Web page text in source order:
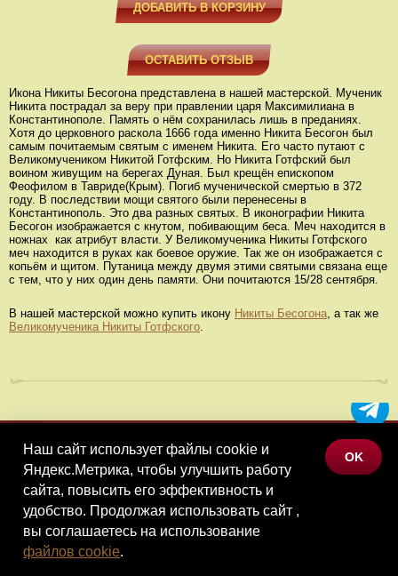
ДОБАВИТЬ В КОРЗИНУ
ОСТАВИТЬ ОТЗЫВ
Икона Никиты Бесогона представлена в нашей мастерской. Мученик
Никита пострадал за веру при правлении царя Максимилиана в
Константинополе. Память о нём сохранилась лишь в преданиях.
Хотя до церковного раскола 1666 года именно Никита Бесогон был
самым почитаемым святым с именем Никита. Его часто путают с
Великомучеником Никитой Готфским. Но Никита Готфский был
воином живущим на берегах Дуная. Был крещён епископом
Феофилом в Тавриде(Крым). Погиб мученической смертью в 372
году. В последствии мощи святого были перенесены в
Константинополь. Это два разных святых. В иконографии Никита
Бесогон изображается с кнутом, побивающим беса. Меч находится в
ножнах как атрибут власти. У Великомученика Никиты Готфского
меч находится в руках как боевое оружие. Так же он изображается с
копьём и щитом. Путаница между двумя этими святыми связана еще
с тем, что у них один день памяти. Они почитаются 15/28 сентября.
В нашей мастерской можно купить икону Никиты Бесогона , а так же
Великомученика Никиты Готфского
МЕНЮ
КАТАЛОГ ТОВАРОВ
КОНТАКТЫ
Наш сайт использует файлы cookie и
Яндекс.Метрика, чтобы улучшить работу
сайта, повысить его эффективность и
удобство. Продолжая использовать сайт ,
вы соглашаетесь на использование
файлов cookie.
OK